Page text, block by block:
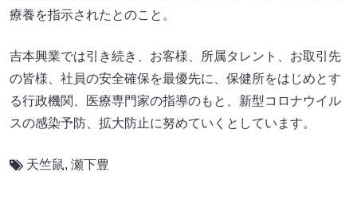
療養を指示されたとのこと。
吉本興業では引き続き、お客様、所属タレント、お取引先
の皆様、社員の安全確保を最優先に、保健所をはじめとす
る行政機関、医療専門家の指導のもと、新型コロナウイル
スの感染予防、拡大防止に努めていくとしています。
天竺鼠, 瀬下豊